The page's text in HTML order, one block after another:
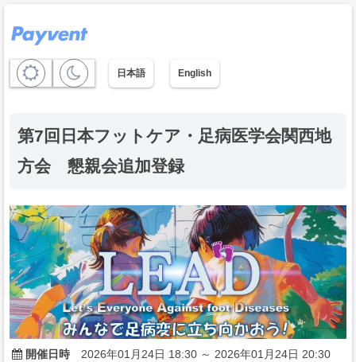
日本語 English
第7回日本フットケア・足病医学会関西地
方会 懇親会追加登録
開催日時 2026年01月24日 18:30 ～ 2026年01月24日 20:30